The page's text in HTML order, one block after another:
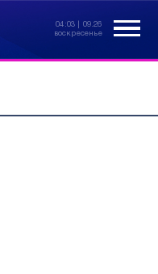
04:03 | 09.26
воскресенье